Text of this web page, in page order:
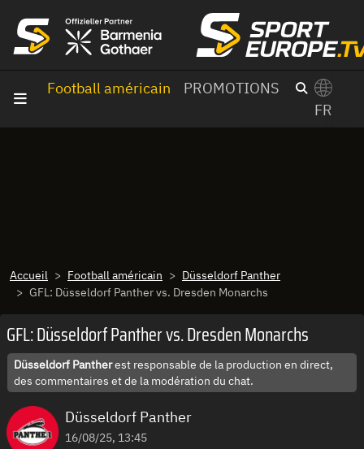
Football américain
PROMOTIONS
FR
Accueil Football américain
Düsseldorf Panther
GFL: Düsseldorf Panther vs. Dresden Monarchs
GFL: Düsseldorf Panther vs. Dresden Monarchs
Düsseldorf Pantherest responsable de la production en direct,
des commentaires et de la modération du chat.
Düsseldorf Panther
16/08/25, 13:45